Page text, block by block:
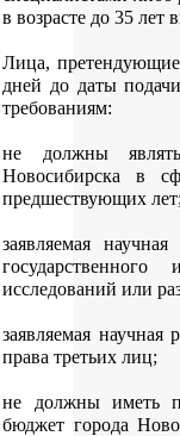
в возрасте до 35 лет
Лица,
дней до даты
требованиям:
не должны
Новосибирска в
предшествующих
заявляемая
исследований или
заявляемая
права третьих лиц;
не должны иметь
бюджет города